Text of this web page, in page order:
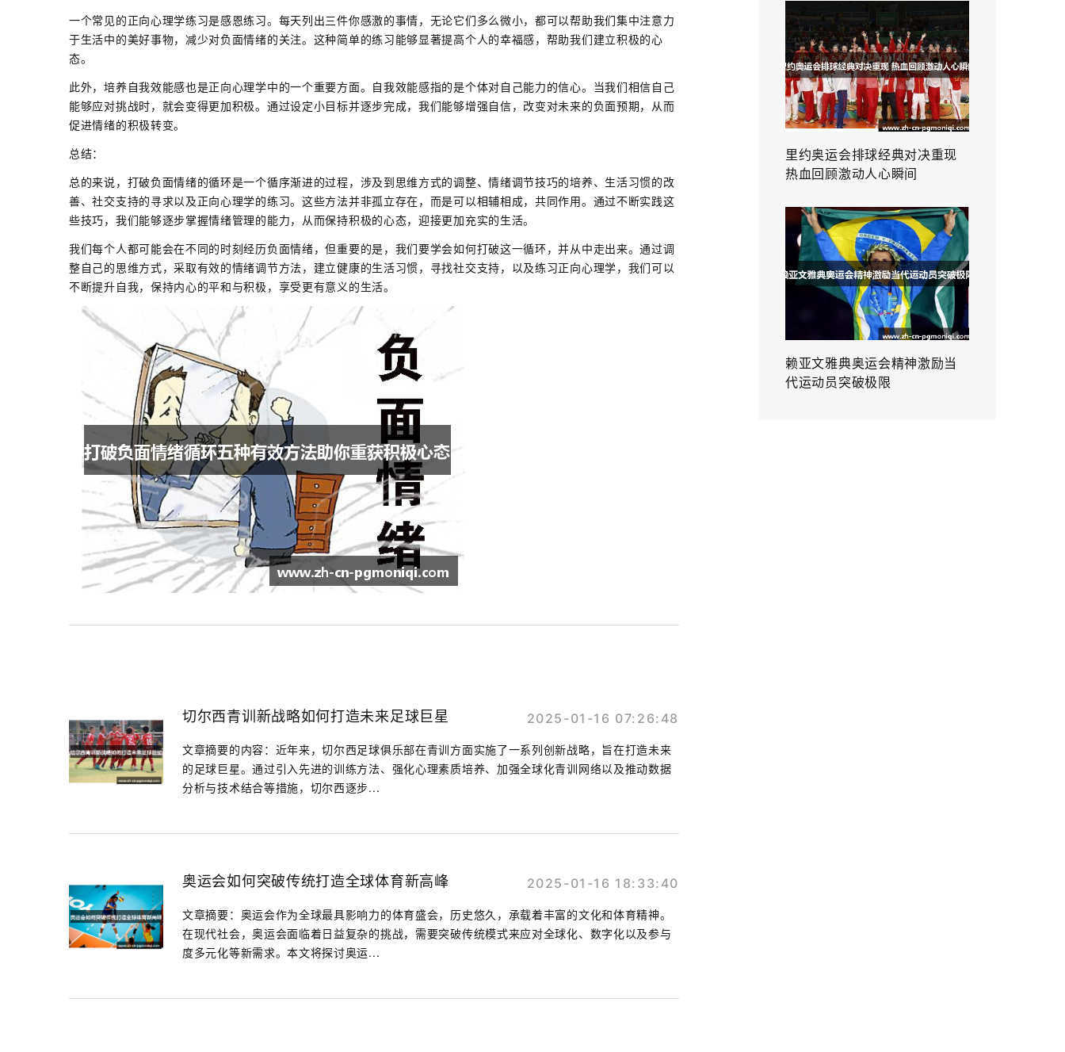
一个常见的正向心理学练习是感恩练习。每天列出三件你感激的事情，无论它们多么微小，都可以帮助我们集中注意力
于生活中的美好事物，减少对负面情绪的关注。这种简单的练习能够显著提高个人的幸福感，帮助我们建立积极的心
态。
此外，培养自我效能感也是正向心理学中的一个重要方面。自我效能感指的是个体对自己能力的信心。当我们相信自己
能够应对挑战时，就会变得更加积极。通过设定小目标并逐步完成，我们能够增强自信，改变对未来的负面预期，从而
促进情绪的积极转变。
总结：
总的来说，打破负面情绪的循环是一个循序渐进的过程，涉及到思维方式的调整、情绪调节技巧的培养、生活习惯的改
善、社交支持的寻求以及正向心理学的练习。这些方法并非孤立存在，而是可以相辅相成，共同作用。通过不断实践这
些技巧，我们能够逐步掌握情绪管理的能力，从而保持积极的心态，迎接更加充实的生活。
我们每个人都可能会在不同的时刻经历负面情绪，但重要的是，我们要学会如何打破这一循环，并从中走出来。通过调
整自己的思维方式，采取有效的情绪调节方法，建立健康的生活习惯，寻找社交支持，以及练习正向心理学，我们可以
不断提升自我，保持内心的平和与积极，享受更有意义的生活。
切尔西青训新战略如何打造未来足球巨星 2025-01-16 07:26:48
文章摘要的内容：近年来，切尔西足球俱乐部在青训方面实施了一系列创新战略，旨在打造未来
的足球巨星。通过引入先进的训练方法、强化心理素质培养、加强全球化青训网络以及推动数据
分析与技术结合等措施，切尔西逐步...
奥运会如何突破传统打造全球体育新高峰 2025-01-16 18:33:40
文章摘要：奥运会作为全球最具影响力的体育盛会，历史悠久，承载着丰富的文化和体育精神。
在现代社会，奥运会面临着日益复杂的挑战，需要突破传统模式来应对全球化、数字化以及参与
度多元化等新需求。本文将探讨奥运...
里约奥运会排球经典对决重现
热血回顾激动人心瞬间
赖亚文雅典奥运会精神激励当
代运动员突破极限